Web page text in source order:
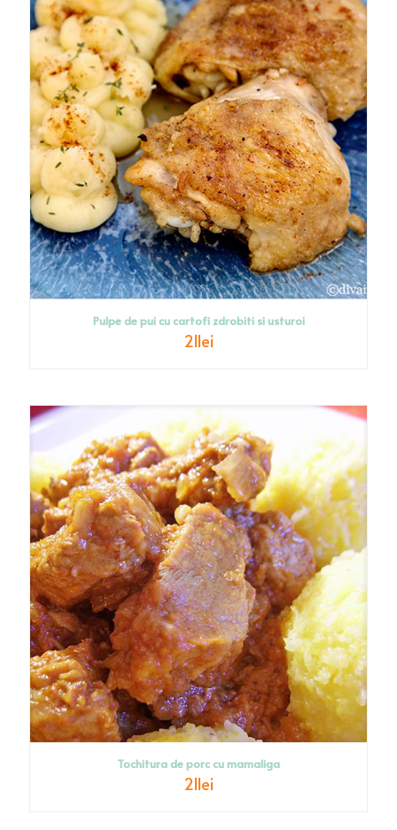
Pulpe de pui cu cartofi zdrobiti si usturoi
21lei
Tochitura de porc cu mamaliga
21lei